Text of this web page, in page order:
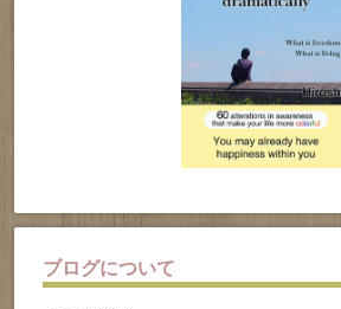
ブログについて